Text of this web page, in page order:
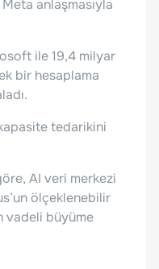
anlaşmasıyla
ile 19,4 milyar
bir hesaplama
tedarikini
AI veri merkezi
ölçeklenebilir
vadeli büyüme